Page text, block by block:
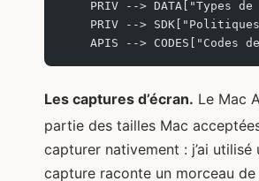
PRIV --> DATA["Types de
PRIV -->
APIS --> CODES["Codes
Les captures d’écran. Le Mac
partie des tailles Mac
capturer nativement : j’ai
capture raconte un morceau de